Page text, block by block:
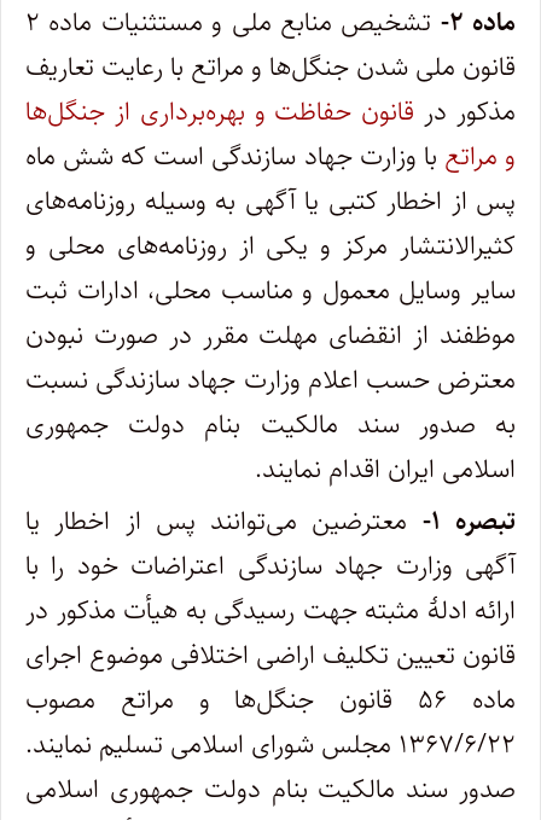
ماده ۲-
تشخیص منابع ملی و مستثنیات ماده ۲
قانون ملی شدن جنگل‌ها و مراتع با رعایت تعاریف
مذکور در قانون حفاظت و بهره‌برداری از‌ جنگل‌ها
و مراتع با وزارت جهاد سازندگی است که شش ماه
پس از اخطار کتبی یا آگهی به وسیله روزنامه‌های
کثیرالانتشار مرکز و یکی از روزنامه‌های‌ محلی و
سایر وسایل معمول و مناسب محلی، ادارات ثبت
موظفند از انقضای مهلت مقرر در صورت نبودن
معترض حسب اعلام وزارت جهاد‌ سازندگی نسبت
به صدور سند مالکیت بنام دولت جمهوری
اسلامی ایران اقدام نمایند.
تبصره ۱-
معترضین می‌توانند پس از اخطار یا
آگهی وزارت جهاد سازندگی اعتراضات خود را با
ارائه ادلۀ مثبته جهت رسیدگی به هیأت مذکور در‌
قانون تعیین تکلیف اراضی اختلافی موضوع اجرای
ماده ۵۶ قانون جنگل‌ها و مراتع مصوب
۱۳۶۷/۶/۲۲ مجلس شورای اسلامی تسلیم نمایند.
صدور‌ سند مالکیت بنام دولت جمهوری اسلامی